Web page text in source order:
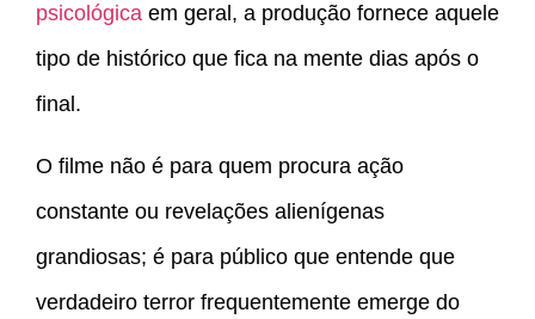
psicológica em geral, a produção fornece aquele
tipo de histórico que fica na mente dias após o
final.
O filme não é para quem procura ação
constante ou revelações alienígenas
grandiosas; é para público que entende que
verdadeiro terror frequentemente emerge do